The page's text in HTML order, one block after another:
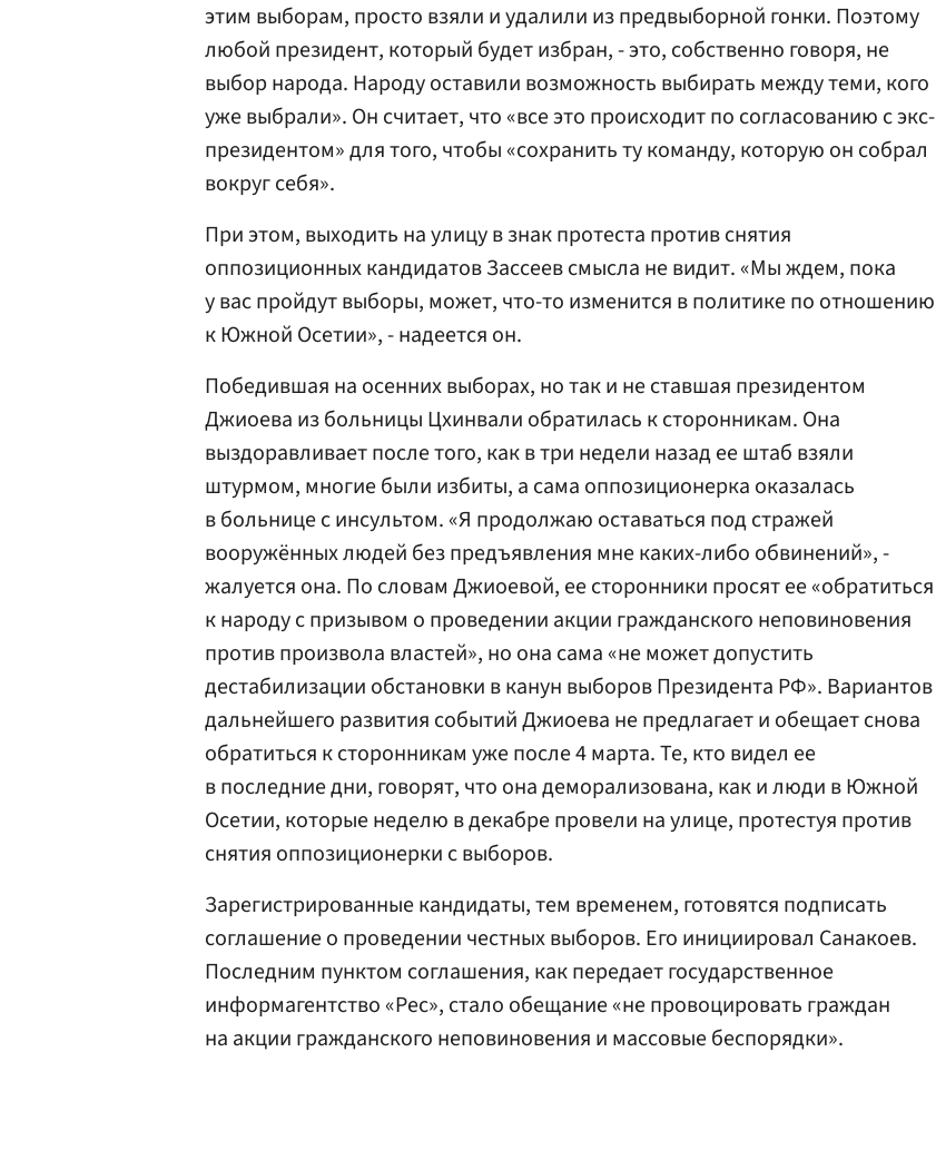
этим выборам, просто взяли и удалили из предвыборной гонки. Поэтому
любой президент, который будет избран, - это, собственно говоря, не
выбор народа. Народу оставили возможность выбирать между теми, кого
уже выбрали». Он считает, что «все это происходит по согласованию с экс-
президентом» для того, чтобы «сохранить ту команду, которую он собрал
вокруг себя».
При этом, выходить на улицу в знак протеста против снятия
оппозиционных кандидатов Зассеев смысла не видит. «Мы ждем, пока
у вас пройдут выборы, может, что-то изменится в политике по отношению
к Южной Осетии», - надеется он.
Победившая на осенних выборах, но так и не ставшая президентом
Джиоева из больницы Цхинвали обратилась к сторонникам. Она
выздоравливает после того, как в три недели назад ее штаб взяли
штурмом, многие были избиты, а сама оппозиционерка оказалась
в больнице с инсультом. «Я продолжаю оставаться под стражей
вооружённых людей без предъявления мне каких-либо обвинений», -
жалуется она. По словам Джиоевой, ее сторонники просят ее «обратиться
к народу с призывом о проведении акции гражданского неповиновения
против произвола властей», но она сама «не может допустить
дестабилизации обстановки в канун выборов Президента РФ». Вариантов
дальнейшего развития событий Джиоева не предлагает и обещает снова
обратиться к сторонникам уже после 4 марта. Те, кто видел ее
в последние дни, говорят, что она деморализована, как и люди в Южной
Осетии, которые неделю в декабре провели на улице, протестуя против
снятия оппозиционерки с выборов.
Зарегистрированные кандидаты, тем временем, готовятся подписать
соглашение о проведении честных выборов. Его инициировал Санакоев.
Последним пунктом соглашения, как передает государственное
информагентство «Рес», стало обещание «не провоцировать граждан
на акции гражданского неповиновения и массовые беспорядки».